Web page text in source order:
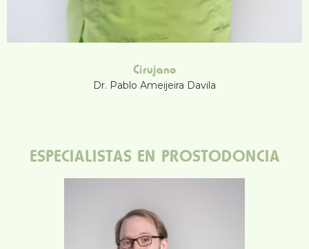
Cirujano
Dr. Pablo Ameijeira Davila
ESPECIALISTAS EN PROSTODONCIA